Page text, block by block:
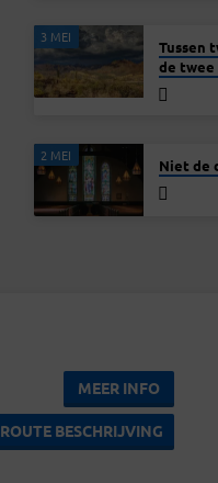
3 MEI
Tussen
de
2 MEI
Niet de
MEER INFO
ROUTE BESCHRIJVING